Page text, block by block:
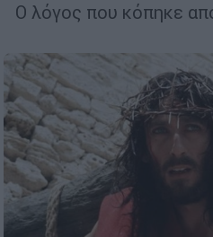
Ο λόγος που κόπηκε